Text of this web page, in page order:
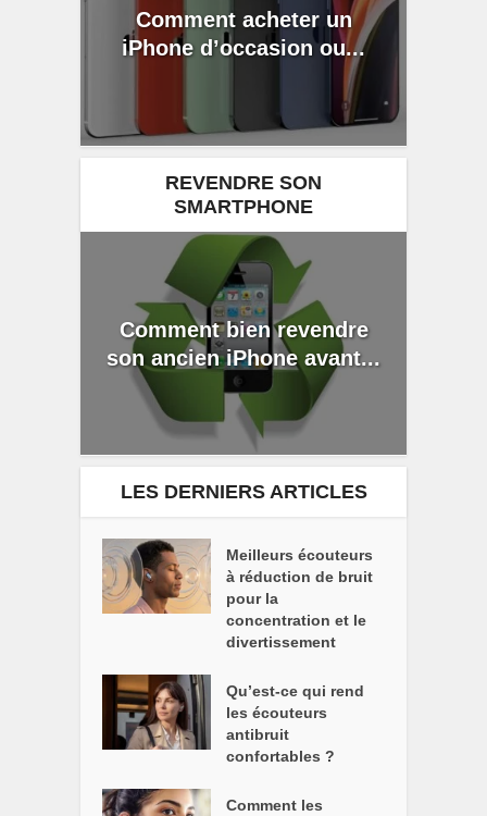
Comment acheter un
iPhone d’occasion ou...
REVENDRE SON
SMARTPHONE
Comment bien revendre
son ancien iPhone avant...
LES DERNIERS ARTICLES
Meilleurs écouteurs
à réduction de bruit
pour la
concentration et le
divertissement
Qu’est-ce qui rend
les écouteurs
antibruit
confortables ?
Comment les